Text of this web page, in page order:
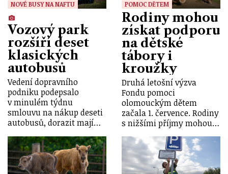
NOVÉ BUSY NA NAFTU
Vozový park
rozšíří deset
klasických
autobusů
Vedení dopravního
podniku podepsalo
v minulém týdnu
smlouvu na nákup deseti
autobusů, dorazit mají…
POMOC DĚTEM
Rodiny mohou
získat podporu
na dětské
tábory i
kroužky
Druhá letošní výzva
Fondu pomoci
olomouckým dětem
začala 1. července. Rodiny
s nižšími příjmy mohou…